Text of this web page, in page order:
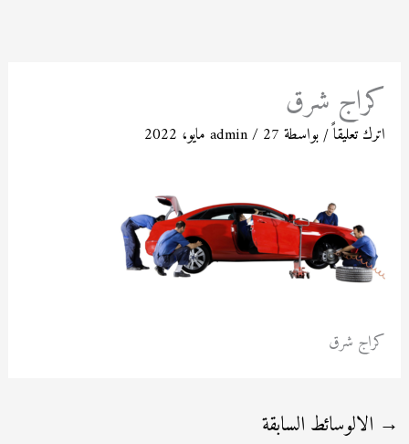
كراج شرق
اترك تعليقاً/ بواسطة admin/ 27 مايو، 2022
كراج شرق
→ الالوسائط السابقة